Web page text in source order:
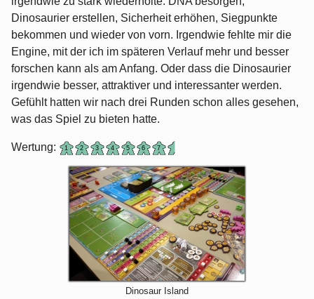
Dinosaurier erstellen, Sicherheit erhöhen, Siegpunkte
bekommen und wieder von vorn. Irgendwie fehlte mir die
Engine, mit der ich im späteren Verlauf mehr und besser
forschen kann als am Anfang. Oder dass die Dinosaurier
irgendwie besser, attraktiver und interessanter werden.
Gefühlt hatten wir nach drei Runden schon alles gesehen,
was das Spiel zu bieten hatte.
Wertung:
Dinosaur Island